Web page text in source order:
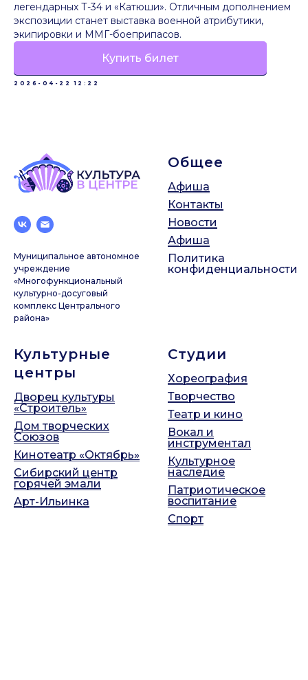
легендарных Т-34 и «Катюши». Отличным дополнением
экспозиции станет выставка военной атрибутики,
экипировки и ММГ-боеприпасов.
Купить билет
2026-04-22 12:22
Муниципальное автономное
учреждение
«Многофункциональный
культурно-досуговый
комплекс Центрального
района»
Общее
Афиша
Контакты
Новости
Афиша
Политика
конфиденциальности
Культурные
центры
Дворец культуры
«Строитель»
Дом творческих
Союзов
Кинотеатр «Октябрь»
Сибирский центр
горячей эмали
Арт-Ильинка
Студии
Хореография
Творчество
Театр и кино
Вокал и
инструментал
Культурное
наследие
Патриотическое
воспитание
Спорт